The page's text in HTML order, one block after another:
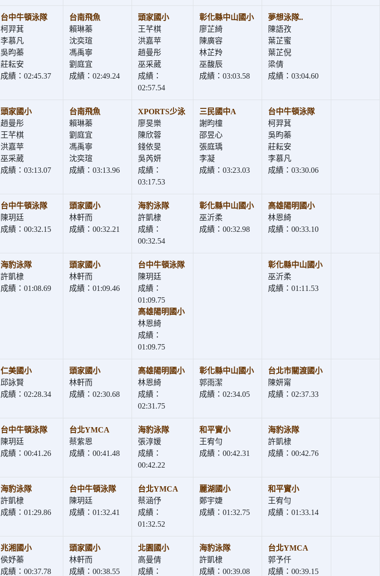
台中牛頓泳隊
柯羿萁
李慕凡
吳昀蓁
莊耘安
成績：02:45.37
台南飛魚
賴琳蓁
沈奕瑄
馮禹寧
劉庭宜
成績：02:49.24
頭家國小
王芊棋
洪嘉苹
趙曼彤
巫采葳
成績：
02:57.54
彰化縣中山國小
廖芷綺
陳廣容
林芷羚
巫馥辰
成績：03:03.58
夢想泳隊..
陳語孜
葉芷蜜
葉芷倪
梁倩
成績：03:04.60
頭家國小
趙曼彤
王芊棋
洪嘉苹
巫采葳
成績：03:13.07
台南飛魚
賴琳蓁
劉庭宜
馮禹寧
沈奕瑄
成績：03:13.96
XPORTS少泳
廖旻樂
陳欣蓉
錢依旻
吳芮妍
成績：
03:17.53
三民國中A
謝昀橦
邵昱心
張庭瑀
李凝
成績：03:23.03
台中牛頓泳隊
柯羿萁
吳昀蓁
莊耘安
李慕凡
成績：03:30.06
台中牛頓泳隊
陳玥廷
成績：00:32.15
頭家國小
林軒而
成績：00:32.21
海豹泳隊
許凱棣
成績：
00:32.54
彰化縣中山國小
巫沂柔
成績：00:32.98
高雄陽明國小
林恩綺
成績：00:33.10
海豹泳隊
許凱棣
成績：01:08.69
頭家國小
林軒而
成績：01:09.46
台中牛頓泳隊
陳玥廷
成績：
01:09.75
高雄陽明國小
林恩綺
成績：
01:09.75
彰化縣中山國小
巫沂柔
成績：01:11.53
仁美國小
邱詠賢
成績：02:28.34
頭家國小
林軒而
成績：02:30.68
高雄陽明國小
林恩綺
成績：
02:31.75
彰化縣中山國小
郭雨潔
成績：02:34.05
台北市關渡國小
陳妍甯
成績：02:37.33
台中牛頓泳隊
陳玥廷
成績：00:41.26
台北YMCA
蔡紫恩
成績：00:41.48
海豹泳隊
張淳媛
成績：
00:42.22
和平實小
王宥勻
成績：00:42.31
海豹泳隊
許凱棣
成績：00:42.76
海豹泳隊
許凱棣
成績：01:29.86
台中牛頓泳隊
陳玥廷
成績：01:32.41
台北YMCA
蔡涵伃
成績：
01:32.52
麗湖國小
鄭宇婕
成績：01:32.75
和平實小
王宥勻
成績：01:33.14
兆湘國小
侯妤蓁
成績：00:37.78
頭家國小
林軒而
成績：00:38.55
北園國小
高曼倩
成績：
海豹泳隊
許凱棣
成績：00:39.08
台北YMCA
郭予仟
成績：00:39.15